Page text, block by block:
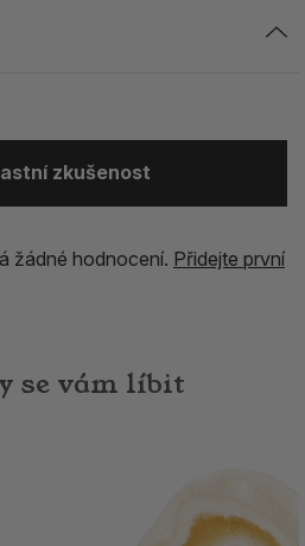
zkušenost
žádné hodnocení. Přidejte první
se vám líbit